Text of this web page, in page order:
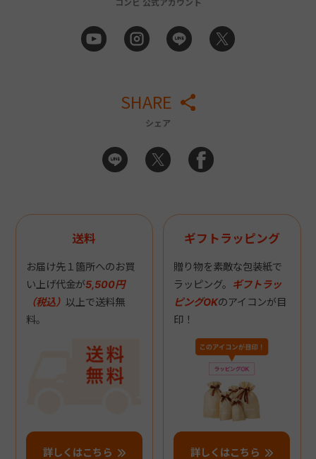
コンビ 公式アカウント
SHARE
シェア
送料
お届け先１箇所へのお買
い上げ代金が5,500円
（税込） 以上で送料無
料。
詳しくはこちら
ギフトラッピング
贈り物を素敵な包装紙で
ラッピング。 ギフトラッ
ピングOKのアイコンが目
印！
詳しくはこちら